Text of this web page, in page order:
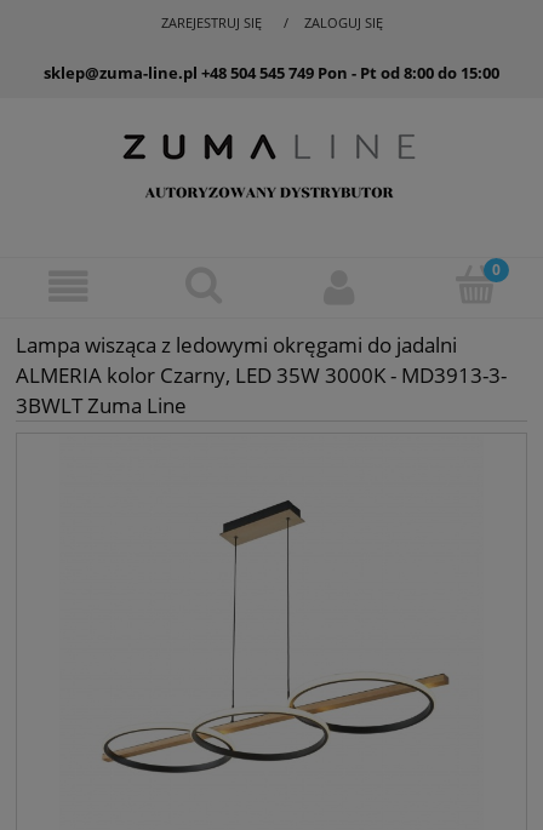
ZAREJESTRUJ SIĘ ZALOGUJ SIĘ
sklep@zuma-line.pl +48 504 545 749 Pon - Pt od 8:00 do 15:00
Lampa wisząca z ledowymi okręgami do jadalni
ALMERIA kolor Czarny, LED 35W 3000K - MD3913-3-
3BWLT Zuma Line